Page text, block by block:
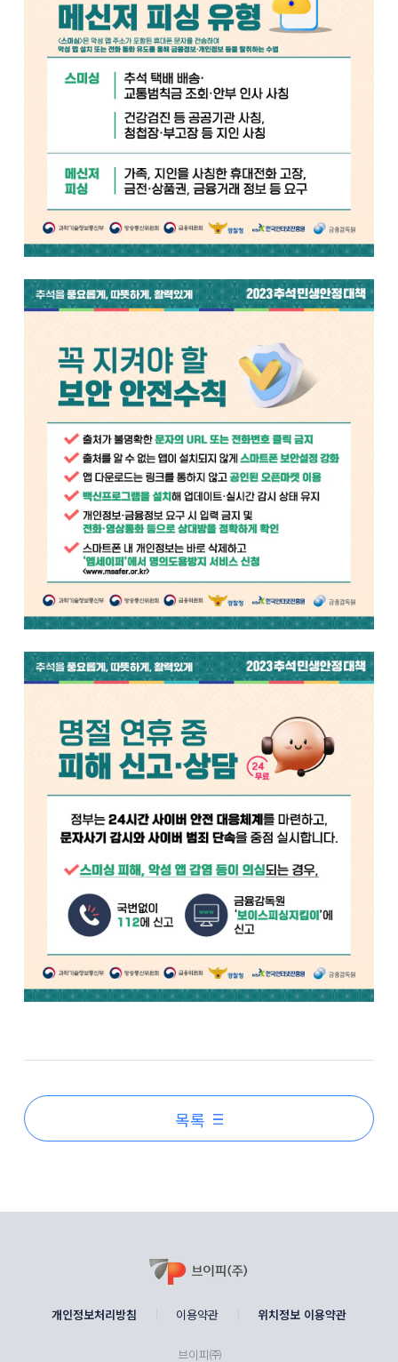
목록
개인정보처리방침 이용약관 위치정보 이용약관
브이피㈜